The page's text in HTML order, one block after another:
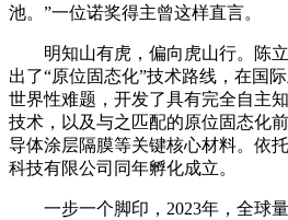
池。”一位诺奖得主曾这样直言。
明知山有虎，偏向虎山行。陈
出了“原位固态化”技术路线，在国
世界性难题，开发了具有完全自主
技术，以及与之匹配的原位固态化
导体涂层隔膜等关键核心材料。依
科技有限公司同年孵化成立。
一步一个脚印，2023年，全球